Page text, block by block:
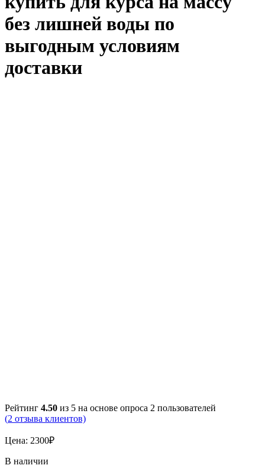
без лишней воды по
выгодным условиям
доставки
Рейтинг 4.50 из 5 на основе опроса 2 пользователей
(2 отзыва клиентов)
Цена: 2300₽
В наличии